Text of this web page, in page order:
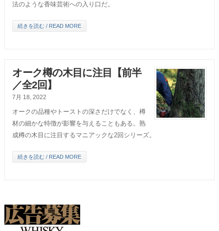
法のような香味芸術への入り口だ。
続きを読む / READ MORE
オーク樽の木目に注目【前半
／全2回】
7月 18, 2022
オークの品種やトーストの深さだけでなく、樽
材の細かな特徴が影響を与えることもある。熟
成樽の木目に注目するマニアックな2回シリーズ。
続きを読む / READ MORE